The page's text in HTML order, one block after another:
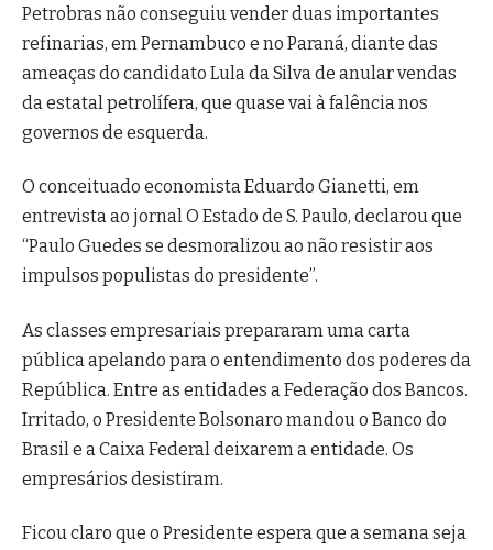
Petrobras não conseguiu vender duas importantes
refinarias, em Pernambuco e no Paraná, diante das
ameaças do candidato Lula da Silva de anular vendas
da estatal petrolífera, que quase vai à falência nos
governos de esquerda.
O conceituado economista Eduardo Gianetti, em
entrevista ao jornal O Estado de S. Paulo, declarou que
“Paulo Guedes se desmoralizou ao não resistir aos
impulsos populistas do presidente”.
As classes empresariais prepararam uma carta
pública apelando para o entendimento dos poderes da
República. Entre as entidades a Federação dos Bancos.
Irritado, o Presidente Bolsonaro mandou o Banco do
Brasil e a Caixa Federal deixarem a entidade. Os
empresários desistiram.
Ficou claro que o Presidente espera que a semana seja